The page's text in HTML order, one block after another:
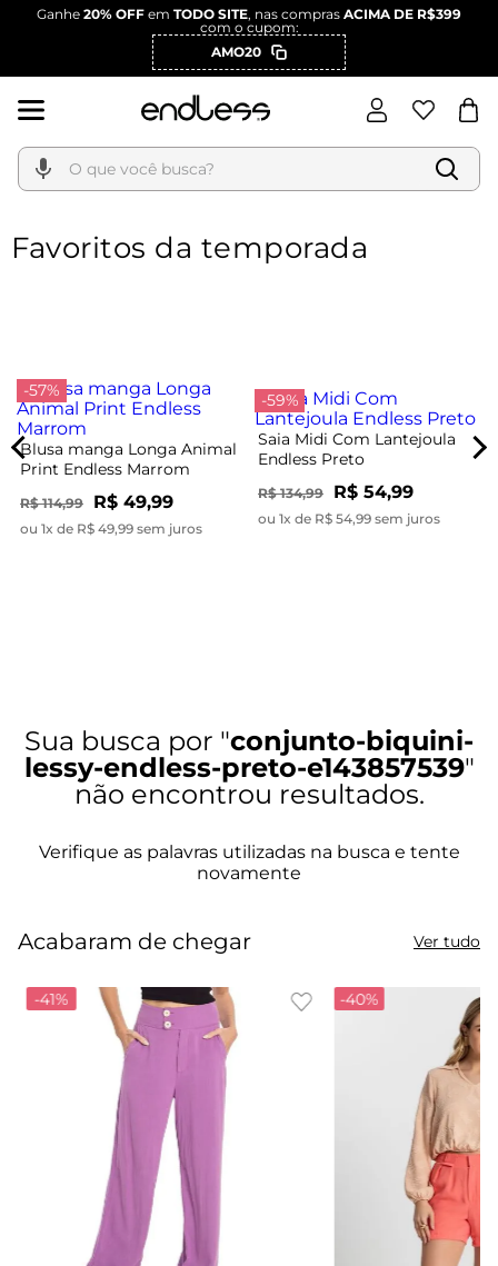
Ganhe 20% OFF em TODO SITE, nas compras ACIMA DE R$399
com o cupom:
AMO20
O que você busca?
Favoritos da temporada
-57%
Blusa manga Longa Animal
Print Endless Marrom
R$ 114,99 R$ 49,99
ou 1x de R$ 49,99 sem juros
-59%
Saia Midi Com Lantejoula
Endless Preto
R$ 134,99 R$ 54,99
ou 1x de R$ 54,99 sem juros
conjunto-biquini-
lessy-endless-preto-e143857539
Acabaram de chegar Ver tudo
-41% -40%